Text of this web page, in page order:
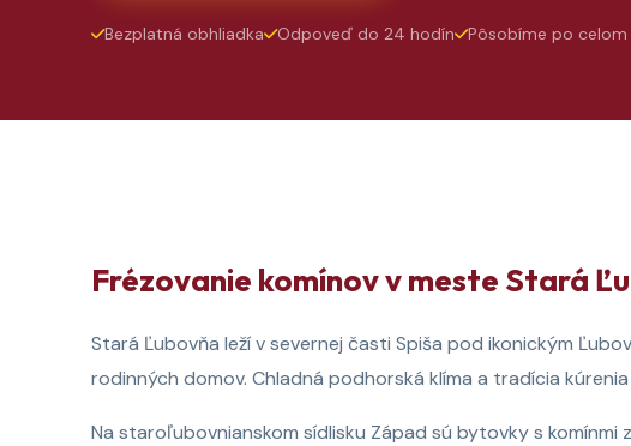
Bezplatná obhliadka Odpoveď do 24 hodín Pôsobíme po celom
Frézovanie komínov v meste Stará
Stará Ľubovňa leží v severnej časti Spiša pod ikonickým
rodinných domov. Chladná podhorská klíma a tradícia
Na staroľubovnianskom sídlisku Západ sú bytovky s